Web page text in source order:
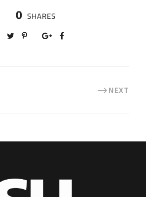
0 SHARES
NEXT